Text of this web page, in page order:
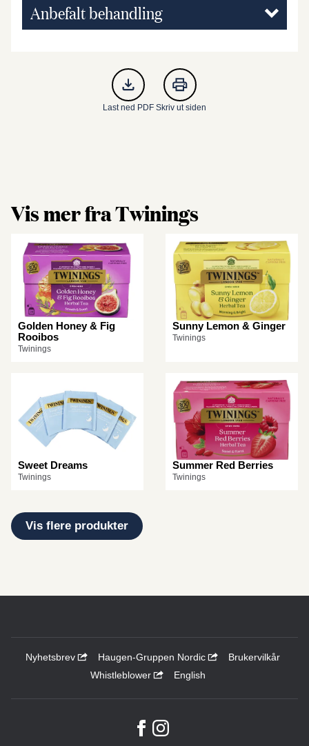
Anbefalt behandling
Last ned PDF Skriv ut siden
Vis mer fra Twinings
Golden Honey & Fig
Rooibos
Twinings
Sunny Lemon & Ginger
Twinings
Sweet Dreams
Twinings
Summer Red Berries
Twinings
Vis flere produkter
Nyhetsbrev Haugen-Gruppen Nordic
Brukervilkår
Whistleblower
English